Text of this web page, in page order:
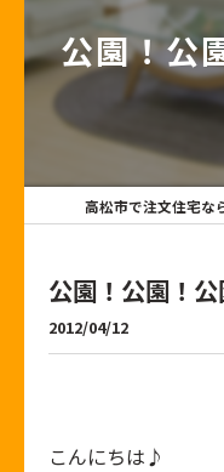
公園！公
公園！公園！公
2012/04/12
こんにちは♪